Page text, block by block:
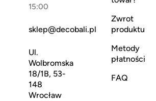
15:00
sklep@decobali.pl
Ul.
Wolbromska
18/1B, 53-
148
Wrocław
Zwrot
produktu
Metody
płatności
FAQ